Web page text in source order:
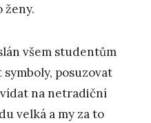
ženy.
všem studentům
posuzovat
na netradiční
velká a my za to